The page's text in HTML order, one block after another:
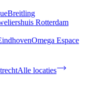
Breitling
Rotterdam
Omega Espace
Alle locaties